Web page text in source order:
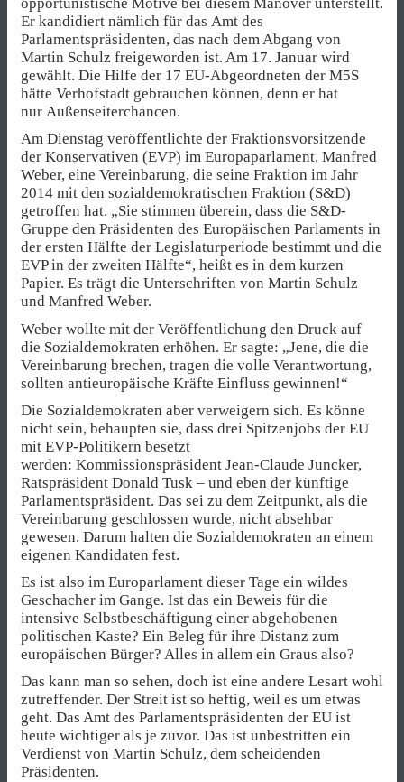
Er kandidiert nämlich für das Amt des
Parlamentspräsidenten, das nach dem Abgang von
Martin Schulz freigeworden ist. Am 17. Januar wird
gewählt. Die Hilfe der 17 EU-Abgeordneten der M5S
hätte Verhofstadt gebrauchen können, denn er hat
nur Außenseiterchancen.
Am Dienstag veröffentlichte der Fraktionsvorsitzende
der Konservativen (EVP) im Europaparlament, Manfred
Weber, eine Vereinbarung, die seine Fraktion im Jahr
2014 mit den sozialdemokratischen Fraktion (S&D)
getroffen hat. „Sie stimmen überein, dass die S&D-
Gruppe den Präsidenten des Europäischen Parlaments in
der ersten Hälfte der Legislaturperiode bestimmt und die
EVP in der zweiten Hälfte“, heißt es in dem kurzen
Papier. Es trägt die Unterschriften von Martin Schulz
und Manfred Weber.
Weber wollte mit der Veröffentlichung den Druck auf
die Sozialdemokraten erhöhen. Er sagte: „Jene, die die
Vereinbarung brechen, tragen die volle Verantwortung,
sollten antieuropäische Kräfte Einfluss gewinnen!“
Die Sozialdemokraten aber verweigern sich. Es könne
nicht sein, behaupten sie, dass drei Spitzenjobs der EU
mit EVP-Politikern besetzt
werden: Kommissionspräsident Jean-Claude Juncker,
Ratspräsident Donald Tusk – und eben der künftige
Parlamentspräsident. Das sei zu dem Zeitpunkt, als die
Vereinbarung geschlossen wurde, nicht absehbar
gewesen. Darum halten die Sozialdemokraten an einem
eigenen Kandidaten fest.
Es ist also im Europarlament dieser Tage ein wildes
Geschacher im Gange. Ist das ein Beweis für die
intensive Selbstbeschäftigung einer abgehobenen
politischen Kaste? Ein Beleg für ihre Distanz zum
europäischen Bürger? Alles in allem ein Graus also?
Das kann man so sehen, doch ist eine andere Lesart wohl
zutreffender. Der Streit ist so heftig, weil es um etwas
geht. Das Amt des Parlamentspräsidenten der EU ist
heute wichtiger als je zuvor. Das ist unbestritten ein
Verdienst von Martin Schulz, dem scheidenden
Präsidenten.